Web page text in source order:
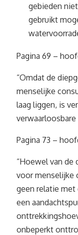
gebieden
gebruikt
Pagina 69 –
“Omdat de
menselijke
laag liggen, is
Pagina 73 –
“Hoewel van de
voor menselijke
geen relatie met
een
onbeperkt